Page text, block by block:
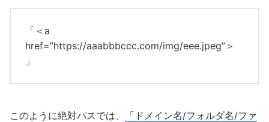
「＜a
href=”https://aaabbbccc.com/img/eee.jpeg”＞
」
このように絶対パスでは、
「ドメイン名/フォルダ名/ファ